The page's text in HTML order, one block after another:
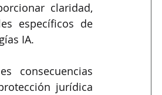
claridad,
específicos de
IA.
consecuencias
jurídica